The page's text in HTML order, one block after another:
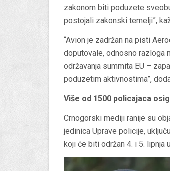
zakonom biti poduzete
postojali zakonski temelji”,
“Avion je zadržan na pisti
doputovale, odnosno razloga
održavanja summita EU –
poduzetim aktivnostima”,
Više od 1500 policajaca
Crnogorski mediji ranije su
jedinica Uprave policije,
koji će biti održan 4. i 5. lipnja